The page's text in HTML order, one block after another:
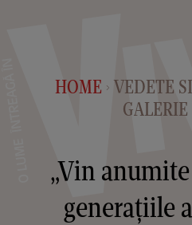
HOME > VEDETE
„Vin
generațiile